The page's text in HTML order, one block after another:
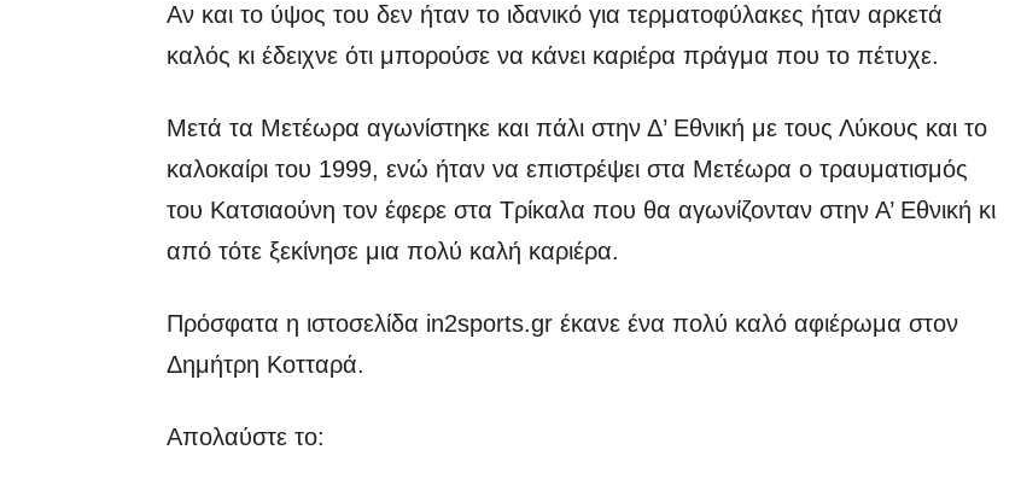
Αν και το ύψος του δεν ήταν το ιδανικό για τερματοφύλακες ήταν αρκετά
καλός κι έδειχνε ότι μπορούσε να κάνει καριέρα πράγμα που το πέτυχε.
Μετά τα Μετέωρα αγωνίστηκε και πάλι στην Δ’ Εθνική με τους Λύκους και το
καλοκαίρι του 1999, ενώ ήταν να επιστρέψει στα Μετέωρα ο τραυματισμός
του Κατσιαούνη τον έφερε στα Τρίκαλα που θα αγωνίζονταν στην Α’ Εθνική κι
από τότε ξεκίνησε μια πολύ καλή καριέρα.
Πρόσφατα η ιστοσελίδα in2sports.gr έκανε ένα πολύ καλό αφιέρωμα στον
Δημήτρη Κοτταρά.
Απολαύστε το: